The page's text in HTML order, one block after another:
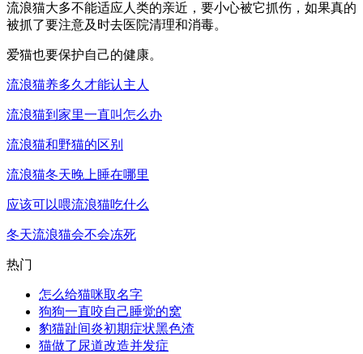
流浪猫大多不能适应人类的亲近，要小心被它抓伤，如果真的
被抓了要注意及时去医院清理和消毒。
爱猫也要保护自己的健康。
流浪猫养多久才能认主人
流浪猫到家里一直叫怎么办
流浪猫和野猫的区别
流浪猫冬天晚上睡在哪里
应该可以喂流浪猫吃什么
冬天流浪猫会不会冻死
热门
怎么给猫咪取名字
狗狗一直咬自己睡觉的窝
豹猫趾间炎初期症状黑色渣
猫做了尿道改造并发症